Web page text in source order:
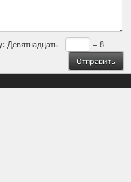
Девятнадцать - = 8